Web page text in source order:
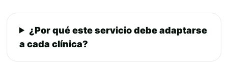
¿Por qué este servicio debe adaptarse
a cada clínica?